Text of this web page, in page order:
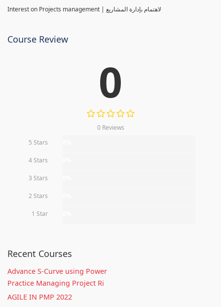
Interest on Projects management | لاهتمام بإدارة المشاريع
Course Review
0
0 Reviews
5 Stars
4 Stars
3 Stars
2 Stars
1 Star
Recent Courses
Advance S-Curve using Power
Practice Managing Project Ri
AGILE IN PMP 2022